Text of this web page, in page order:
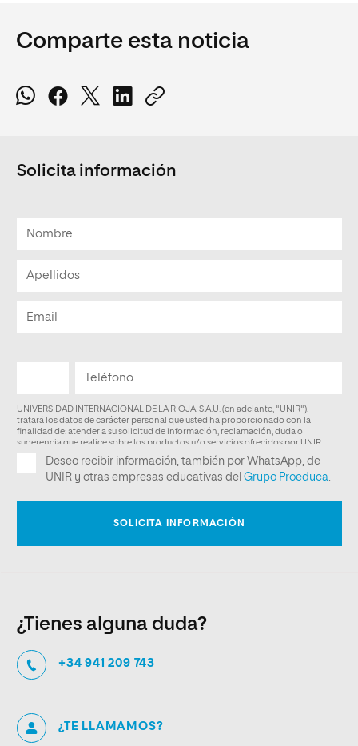
Comparte esta noticia
Solicita información
¿Tienes alguna duda?
+34 941 209 743
¿TE LLAMAMOS?